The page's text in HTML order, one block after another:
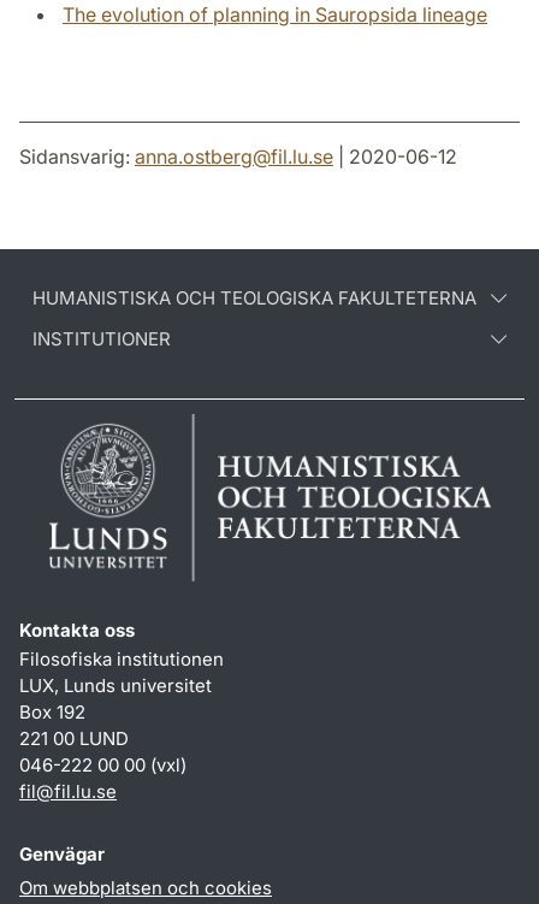
The evolution of planning in Sauropsida lineage
Sidansvarig: anna.ostberg@fil.lu.se | 2020-06-12
HUMANISTISKA OCH TEOLOGISKA FAKULTETERNA
INSTITUTIONER
Kontakta oss
Filosofiska institutionen
LUX, Lunds universitet
Box 192
221 00 LUND
046-222 00 00 (vxl)
fil@fil.lu.se
Genvägar
Om webbplatsen och cookies